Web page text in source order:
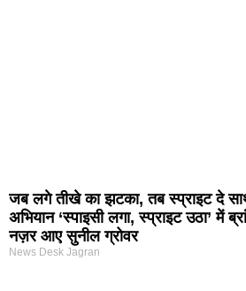
जब लगे तीखे का झटका, तब स्प्राइट दे
अभियान ‘स्पाइसी लगा, स्प्राइट उठा’ में
नज़र आए सुनील ग्रोवर
News Desk Jagran